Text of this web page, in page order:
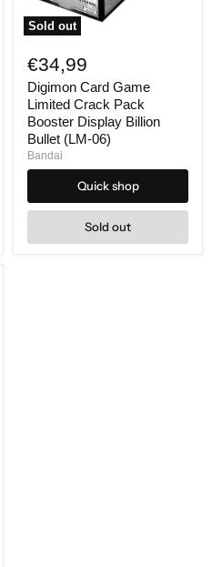
Sold out
Card
Game
Limited
Crack
Pack
Booster
Display
Billion
Bullet
06)
€34,99
Digimon Card Game
Limited Crack Pack
Booster Display Billion
Bullet (LM-06)
Bandai
Quick shop
Sold out